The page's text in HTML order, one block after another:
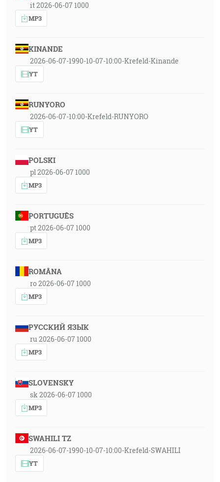
it 2026-06-07 1000
MP3
KINANDE
2026-06-07-1990-10-07-10:00-Krefeld-Kinande
YT
RUNYORO
2026-06-07-10:00-Krefeld-RUNYORO
YT
POLSKI
pl 2026-06-07 1000
MP3
PORTUGUÊS
pt 2026-06-07 1000
MP3
ROMÂNA
ro 2026-06-07 1000
MP3
РУССКИЙ ЯЗЫК
ru 2026-06-07 1000
MP3
SLOVENSKY
sk 2026-06-07 1000
MP3
SWAHILI TZ
2026-06-07-1990-10-07-10:00-Krefeld-SWAHILI
YT